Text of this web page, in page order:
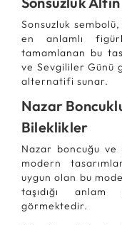
Sonsuzluk sembolü,
en anlamlı
tamamlanan bu
ve Sevgililer Günü
alternatifi sunar.
Nazar
Bileklikler
Nazar boncuğu
modern
uygun olan bu
taşıdığı
görmektedir.